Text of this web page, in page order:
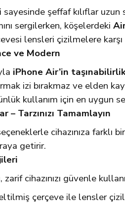
sayesinde şeffaf kılıflar uzun
sergilerken, köşelerdeki
lensleri çizilmelere
ve Modern
iPhone Air’in
izi bırakmaz ve elden
kullanım için en uygun
– Tarzınızı Tamamlayın
cihazınıza farklı
getirir.
zarif cihazınızı güvenle
çerçeve ile lensler